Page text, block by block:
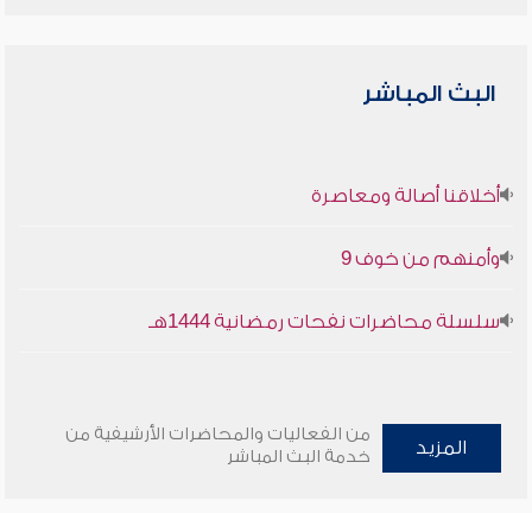
البث المباشر
أخلاقنا أصالة ومعاصرة
وأمنهم من خوف 9
سلسلة محاضرات نفحات رمضانية 1444هـ
المزيد
من الفعاليات والمحاضرات الأرشيفية من
خدمة البث المباشر